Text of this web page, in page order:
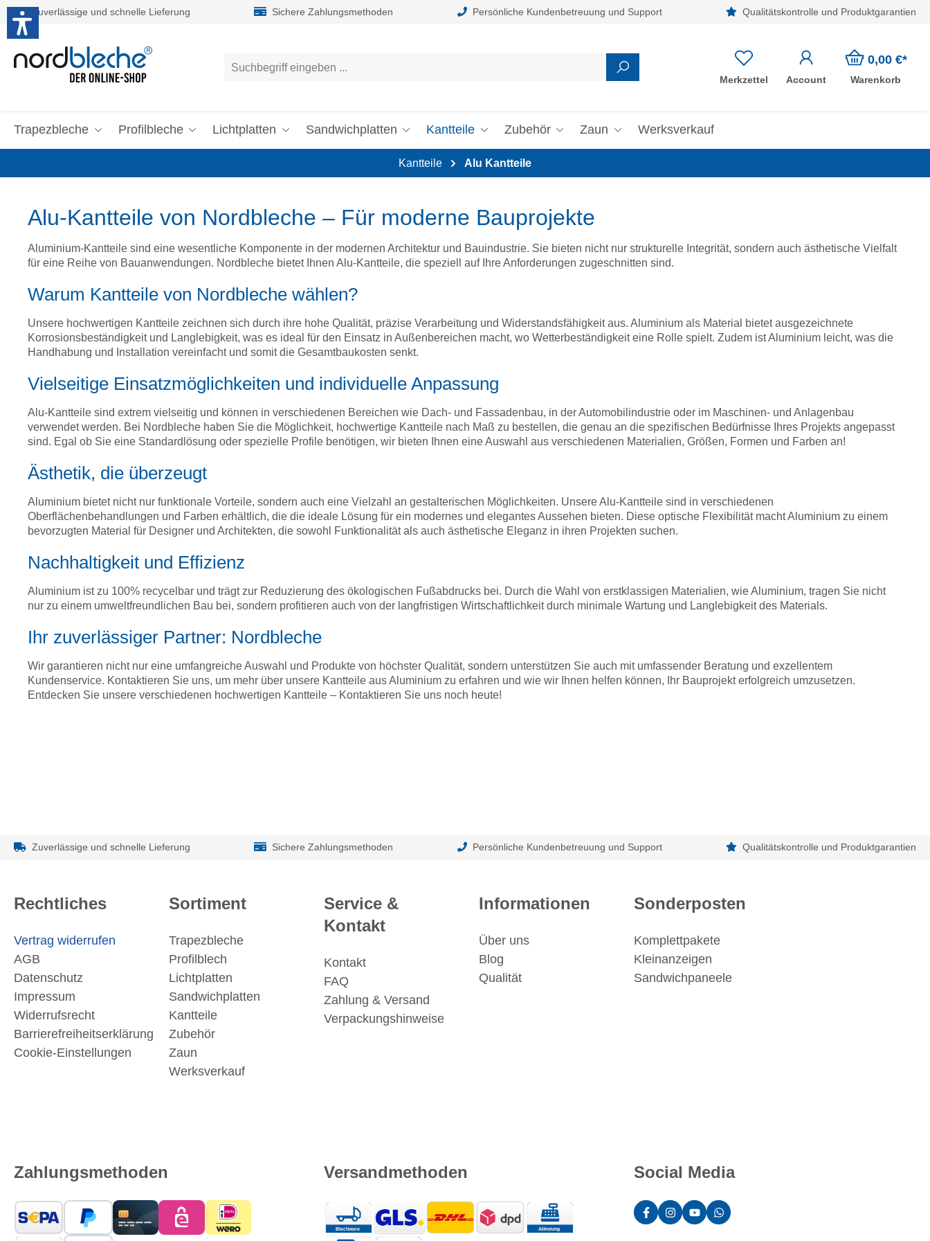
Hauptinhalt springen
Zur Suche springen
Zuverlässige und schnelle Lieferung Sichere Zahlungsmethoden Persönliche Kundenbetreuung und Support Qualitätskontrolle und Produktgarantien
Merkzettel Account
0,00 €*
Warenkorb
Trapezbleche Profilbleche Lichtplatten Sandwichplatten Kantteile Zubehör Zaun Werksverkauf
Kantteile Alu Kantteile
Alu-Kantteile von Nordbleche – Für moderne Bauprojekte
Aluminium-Kantteile sind eine wesentliche Komponente in der modernen Architektur und Bauindustrie. Sie bieten nicht nur strukturelle Integrität, sondern auch ästhetische Vielfalt
für eine Reihe von Bauanwendungen. Nordbleche bietet Ihnen Alu-Kantteile, die speziell auf Ihre Anforderungen zugeschnitten sind.
Warum Kantteile von Nordbleche wählen?
Unsere hochwertigen Kantteile zeichnen sich durch ihre hohe Qualität, präzise Verarbeitung und Widerstandsfähigkeit aus. Aluminium als Material bietet ausgezeichnete
Korrosionsbeständigkeit und Langlebigkeit, was es ideal für den Einsatz in Außenbereichen macht, wo Wetterbeständigkeit eine Rolle spielt. Zudem ist Aluminium leicht, was die
Handhabung und Installation vereinfacht und somit die Gesamtbaukosten senkt.
Vielseitige Einsatzmöglichkeiten und individuelle Anpassung
Alu-Kantteile sind extrem vielseitig und können in verschiedenen Bereichen wie Dach- und Fassadenbau, in der Automobilindustrie oder im Maschinen- und Anlagenbau
verwendet werden. Bei Nordbleche haben Sie die Möglichkeit, hochwertige Kantteile nach Maß zu bestellen, die genau an die spezifischen Bedürfnisse Ihres Projekts angepasst
sind. Egal ob Sie eine Standardlösung oder spezielle Profile benötigen, wir bieten Ihnen eine Auswahl aus verschiedenen Materialien, Größen, Formen und Farben an!
Ästhetik, die überzeugt
Aluminium bietet nicht nur funktionale Vorteile, sondern auch eine Vielzahl an gestalterischen Möglichkeiten. Unsere Alu-Kantteile sind in verschiedenen
Oberflächenbehandlungen und Farben erhältlich, die die ideale Lösung für ein modernes und elegantes Aussehen bieten. Diese optische Flexibilität macht Aluminium zu einem
bevorzugten Material für Designer und Architekten, die sowohl Funktionalität als auch ästhetische Eleganz in ihren Projekten suchen.
Nachhaltigkeit und Effizienz
Aluminium ist zu 100% recycelbar und trägt zur Reduzierung des ökologischen Fußabdrucks bei. Durch die Wahl von erstklassigen Materialien, wie Aluminium, tragen Sie nicht
nur zu einem umweltfreundlichen Bau bei, sondern profitieren auch von der langfristigen Wirtschaftlichkeit durch minimale Wartung und Langlebigkeit des Materials.
Ihr zuverlässiger Partner: Nordbleche
Wir garantieren nicht nur eine umfangreiche Auswahl und Produkte von höchster Qualität, sondern unterstützen Sie auch mit umfassender Beratung und exzellentem
Kundenservice. Kontaktieren Sie uns, um mehr über unsere Kantteile aus Aluminium zu erfahren und wie wir Ihnen helfen können, Ihr Bauprojekt erfolgreich umzusetzen.
Entdecken Sie unsere verschiedenen hochwertigen Kantteile – Kontaktieren Sie uns noch heute!
Zuverlässige und schnelle Lieferung Sichere Zahlungsmethoden Persönliche Kundenbetreuung und Support Qualitätskontrolle und Produktgarantien
Rechtliches
Vertrag widerrufen
AGB
Datenschutz
Impressum
Widerrufsrecht
Barrierefreiheitserklärung
Cookie-Einstellungen
Sortiment
Trapezbleche
Profilblech
Lichtplatten
Sandwichplatten
Kantteile
Zubehör
Zaun
Werksverkauf
Service &
Kontakt
Kontakt
FAQ
Zahlung & Versand
Verpackungshinweise
Informationen
Über uns
Blog
Qualität
Sonderposten
Komplettpakete
Kleinanzeigen
Sandwichpaneele
Zahlungsmethoden Versandmethoden Social Media